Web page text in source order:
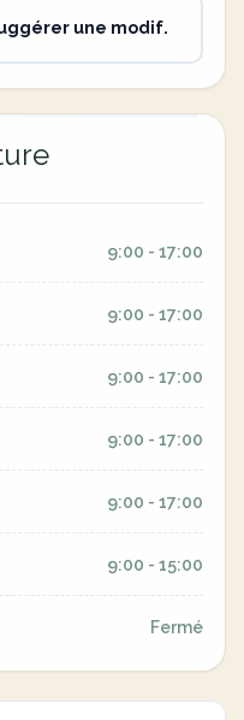
une modif.
9:00 - 17:00
9:00 - 17:00
9:00 - 17:00
9:00 - 17:00
9:00 - 17:00
9:00 - 15:00
Fermé